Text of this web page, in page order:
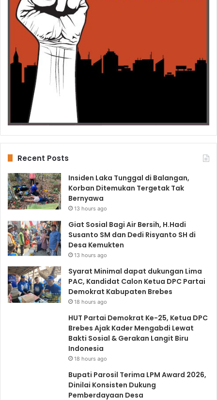
Recent Posts
Insiden Laka Tunggal di Balangan,
Korban Ditemukan Tergetak Tak
Bernyawa
13 hours ago
Giat Sosial Bagi Air Bersih, H.Hadi
Susanto SM dan Dedi Risyanto SH di
Desa Kemukten
13 hours ago
Syarat Minimal dapat dukungan Lima
PAC, Kandidat Calon Ketua DPC Partai
Demokrat Kabupaten Brebes
18 hours ago
HUT Partai Demokrat Ke-25, Ketua DPC
Brebes Ajak Kader Mengabdi Lewat
Bakti Sosial & Gerakan Langit Biru
Indonesia
18 hours ago
Bupati Parosil Terima LPM Award 2026,
Dinilai Konsisten Dukung
Pemberdayaan Desa